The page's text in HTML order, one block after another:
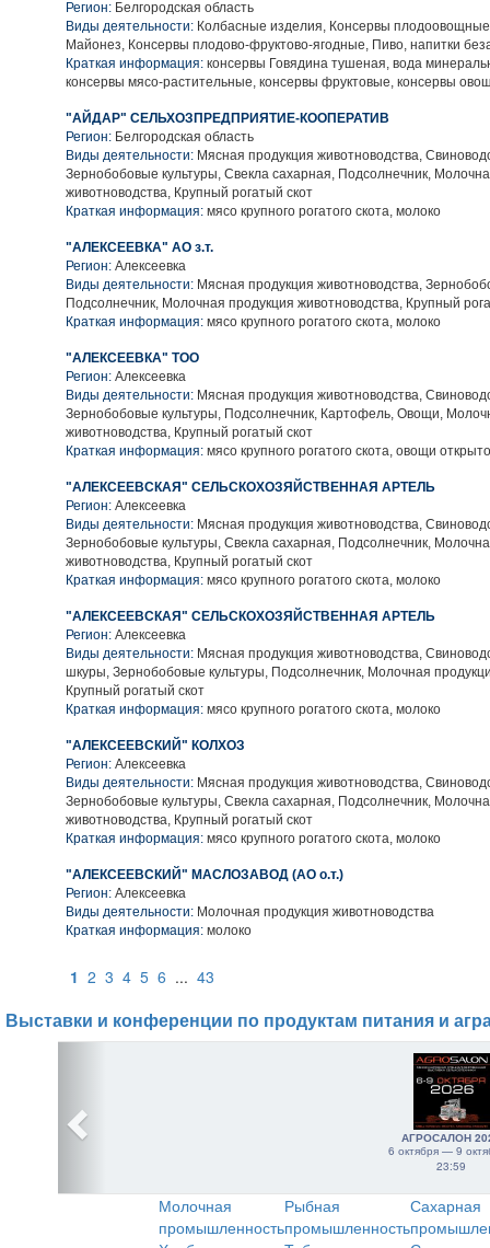
Регион: Белгородская область
Виды деятельности: Колбасные изделия, Консервы
Майонез, Консервы плодово-фруктово-ягодные, Пиво, напитки
Краткая информация: консервы Говядина тушеная, вода
консервы мясо-растительные, консервы фруктовые, консервы
"АЙДАР" СЕЛЬХОЗПРЕДПРИЯТИЕ-КООПЕРАТИВ
Регион: Белгородская область
Виды деятельности: Мясная продукция животноводства,
Зернобобовые культуры, Свекла сахарная, Подсолнечник,
животноводства, Крупный рогатый скот
Краткая информация: мясо крупного рогатого скота, молоко
"АЛЕКСЕЕВКА" АО з.т.
Регион: Алексеевка
Виды деятельности: Мясная продукция животноводства,
Подсолнечник, Молочная продукция животноводства, Крупный
Краткая информация: мясо крупного рогатого скота, молоко
"АЛЕКСЕЕВКА" ТОО
Регион: Алексеевка
Виды деятельности: Мясная продукция животноводства,
Зернобобовые культуры, Подсолнечник, Картофель, Овощи,
животноводства, Крупный рогатый скот
Краткая информация: мясо крупного рогатого скота, овощи
"АЛЕКСЕЕВСКАЯ" СЕЛЬСКОХОЗЯЙСТВЕННАЯ АРТЕЛЬ
Регион: Алексеевка
Виды деятельности: Мясная продукция животноводства,
Зернобобовые культуры, Свекла сахарная, Подсолнечник,
животноводства, Крупный рогатый скот
Краткая информация: мясо крупного рогатого скота, молоко
"АЛЕКСЕЕВСКАЯ" СЕЛЬСКОХОЗЯЙСТВЕННАЯ АРТЕЛЬ
Регион: Алексеевка
Виды деятельности: Мясная продукция животноводства,
шкуры, Зернобобовые культуры, Подсолнечник, Молочная
Крупный рогатый скот
Краткая информация: мясо крупного рогатого скота, молоко
"АЛЕКСЕЕВСКИЙ" КОЛХОЗ
Регион: Алексеевка
Виды деятельности: Мясная продукция животноводства,
Зернобобовые культуры, Свекла сахарная, Подсолнечник,
животноводства, Крупный рогатый скот
Краткая информация: мясо крупного рогатого скота, молоко
"АЛЕКСЕЕВСКИЙ" МАСЛОЗАВОД (АО о.т.)
Регион: Алексеевка
Виды деятельности: Молочная продукция животноводства
Краткая информация: молоко
1 2 3 4 5 6 ... 43
Выставки и конференции по продуктам питания и
АГРОСАЛОН
6 октября — 9
23:59
Молочная
промышленность
Рыбная
промышленность
Сахарная